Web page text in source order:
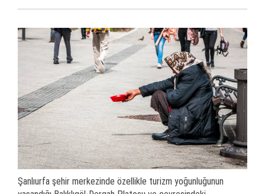
Şanlıurfa şehir merkezinde özellikle turizm yoğunluğunun